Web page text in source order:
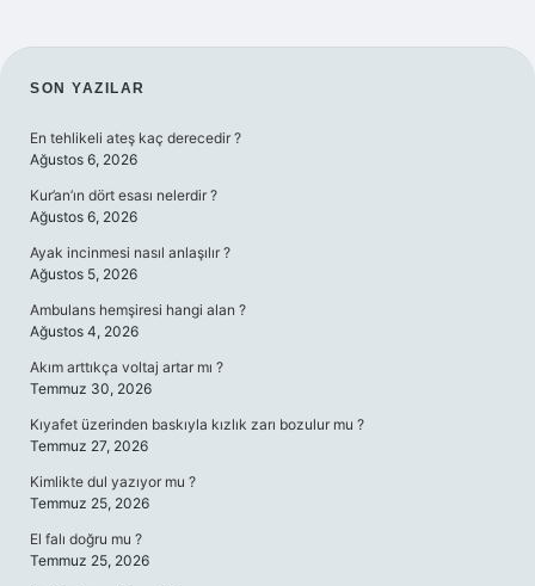
SIDEBAR
SON YAZILAR
En tehlikeli ateş kaç derecedir ?
Ağustos 6, 2026
Kur’an’ın dört esası nelerdir ?
Ağustos 6, 2026
Ayak incinmesi nasıl anlaşılır ?
Ağustos 5, 2026
Ambulans hemşiresi hangi alan ?
Ağustos 4, 2026
Akım arttıkça voltaj artar mı ?
Temmuz 30, 2026
Kıyafet üzerinden baskıyla kızlık zarı bozulur mu ?
Temmuz 27, 2026
Kimlikte dul yazıyor mu ?
Temmuz 25, 2026
El falı doğru mu ?
Temmuz 25, 2026